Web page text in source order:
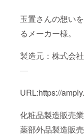
玉置さんの想い
るメーカー様。
製造元：株式会
―
URL:https://
化粧品製造販売
薬部外品製造販